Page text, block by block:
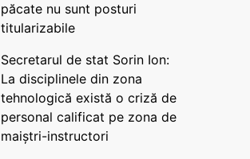
păcate nu sunt posturi
titularizabile
Secretarul de stat Sorin Ion:
La disciplinele din zona
tehnologică există o criză de
personal calificat pe zona de
maiștri-instructori